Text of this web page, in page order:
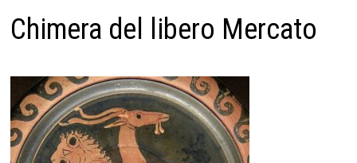
Chimera del libero Mercato